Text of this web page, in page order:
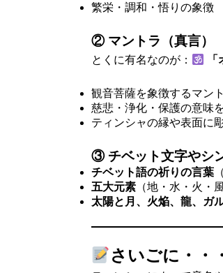
繁栄・調和・悟りの象徴
② マントラ（真言）
とくに有名なのが：
観音菩薩を象徴するマン
慈悲・浄化・保護の意味
ティンシャの縁や表面に
③ チベット文字やシ
チベット語の祈りの言葉
五大元素（地・水・火・
太陽と月、火焔、龍、ガ
さいごに・・